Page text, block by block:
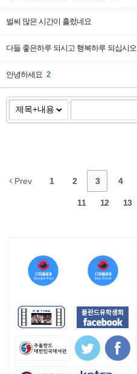
벌써 많은 시간이 흘렀네요
다들 좋은하루 되시고 행복하루 되십시오
안녕하세요 2
Prev 1 2 3 4
11 12 13